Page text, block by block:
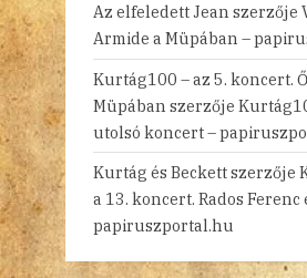
Az elfeledett Jean szerzője
Armide a Müpában –
Kurtág100 – az 5. koncert.
Müpában szerzője
utolsó koncert –
Kurtág és Beckettszerzője
a 13. koncert. Rados
papiruszportal.hu